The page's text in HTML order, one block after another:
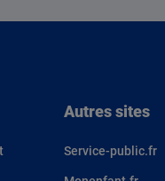
Autres sites
Service-public.fr